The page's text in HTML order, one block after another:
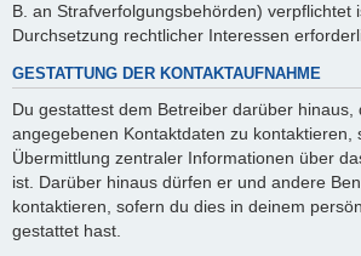
B. an Strafverfolgungsbehörden) verpflichtet
Durchsetzung rechtlicher Interessen
GESTATTUNG DER KONTAKTAUFNAHME
Du gestattest dem Betreiber darüber
angegebenen Kontaktdaten zu kontaktieren,
Übermittlung zentraler Informationen über
ist. Darüber hinaus dürfen er und andere
kontaktieren, sofern du dies in deinem
gestattet hast.